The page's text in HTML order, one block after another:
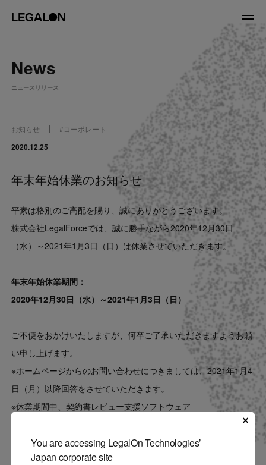
About
役員紹介
Service
News
Recruit
LegalOn Now
Contact
You are accessing LegalOn Technologies’
Japan corporate site
News
ニュースリリース
お知らせ #コーポレート
2020.12.25
年末年始休業のお知らせ
平素は格別のご高配を賜り、誠にありがとうございます。
株式会社LegalForceでは、誠に勝手ながら2020年12月30日
（水）～2021年1月3日（日）は休業させていただきます。
年末年始休業期間：
2020年12月30日（水）～2021年1月3日（日）
ご不便をおかけいたしますが、何卒ご了承いただきますようお願
い申し上げます。
※ホームページからのお問い合わせにつきましては、2021年1月4
日（月）以降回答をさせていただきます。
※休業期間中、契約書レビュー支援ソフトウェア
「LegalForce」、契約書管理システム「Marshall」は平常通りご
利用いただけます。